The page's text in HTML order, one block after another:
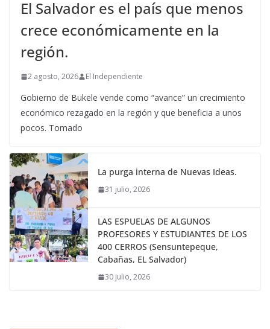
El Salvador es el país que menos
crece económicamente en la
región.
2 agosto, 2026 El Independiente
Gobierno de Bukele vende como “avance” un crecimiento
económico rezagado en la región y que beneficia a unos
pocos. Tomado
La purga interna de Nuevas Ideas.
31 julio, 2026
LAS ESPUELAS DE ALGUNOS
PROFESORES Y ESTUDIANTES DE LOS
400 CERROS (Sensuntepeque,
Cabañas, EL Salvador)
30 julio, 2026